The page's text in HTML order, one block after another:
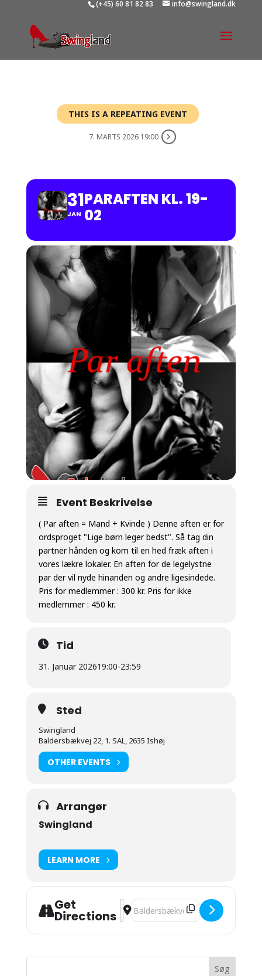
(+45) 60 81 82 83 info@swingland.dk
THIS IS A REPEATING EVENT
7. MARTS 2026 19:00
31
JAN
PARAFTEN KL. 19-
02
Event Beskrivelse
( Par aften = Mand + Kvinde ) Denne aften er for
ordsproget "Lige børn leger bedst". Så tag din
partner hånden og kom til en hed fræk aften i
vores lækre lokaler. En aften for de legelystne
par der vil nyde hinanden og andre ligesindede.
Pris for medlemmer : 300 kr. Pris for ikke
medlemmer : 450 kr.
Tid
31. Januar 202619:00-23:59
Sted
Swingland
Baldersbækvej 22, 1. SAL, 2635 Ishøj
OTHER EVENTS
Arrangør
Swingland
LEARN MORE
Get
Directions
Address - Paraften kl. 19-02
Destination Address - Paraften kl.